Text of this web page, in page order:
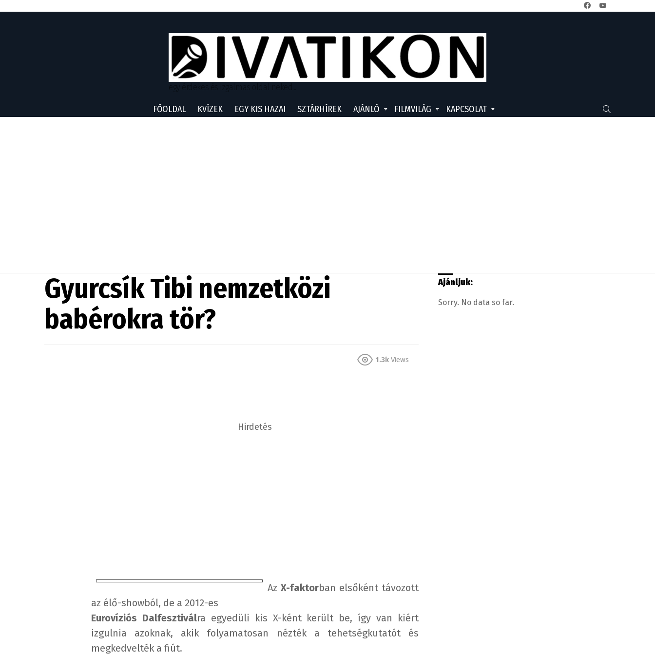
FŐOLDAL KVÍZEK EGY KIS HAZAI SZTÁRHÍREK AJÁNLÓ FILMVILÁG KAPCSOLAT
Gyurcsík Tibi nemzetközi
babérokra tör?
1.3k Views
Hirdetés
Az X-faktorban elsőként távozott
az élő-showból, de a 2012-es
Eurovíziós Dalfesztiválra egyedüli kis X-ként került be, így van kiért
izgulnia azoknak, akik folyamatosan nézték a tehetségkutatót és
megkedvelték a fiút.
Ajánljuk:
Sorry. No data so far.